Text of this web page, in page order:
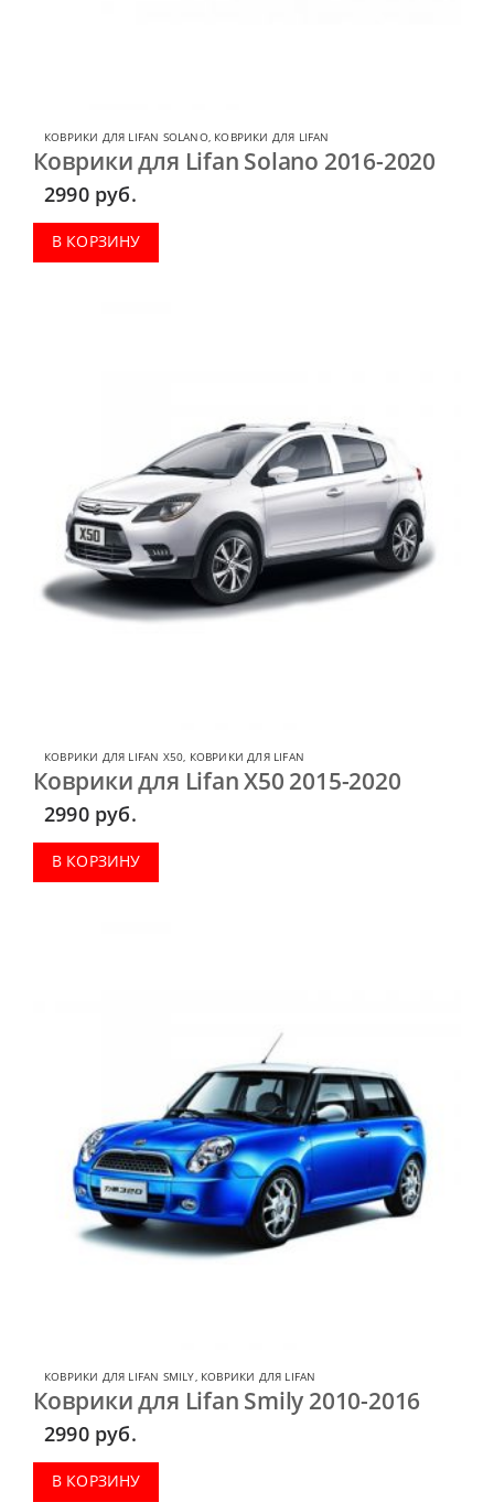
КОВРИКИ ДЛЯ LIFAN SOLANO, КОВРИКИ ДЛЯ LIFAN
Коврики для Lifan Solano 2016-2020
2990 руб.
В КОРЗИНУ
КОВРИКИ ДЛЯ LIFAN X50 КОВРИКИ ДЛЯ LIFAN
Коврики для Lifan X50 2015-2020
2990 руб.
В КОРЗИНУ
КОВРИКИ ДЛЯ LIFAN SMILY, КОВРИКИ ДЛЯ LIFAN
Коврики для Lifan Smily 2010-2016
2990 руб.
В КОРЗИНУ